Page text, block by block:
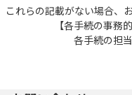
これらの記載がない場合、
【各手続の事務
各手続の担